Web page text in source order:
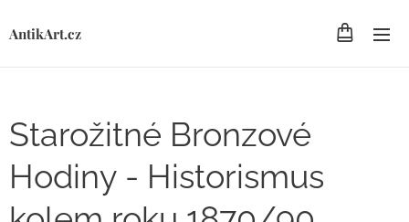
AntikArt.cz
Starožitné Bronzové
Hodiny - Historismus